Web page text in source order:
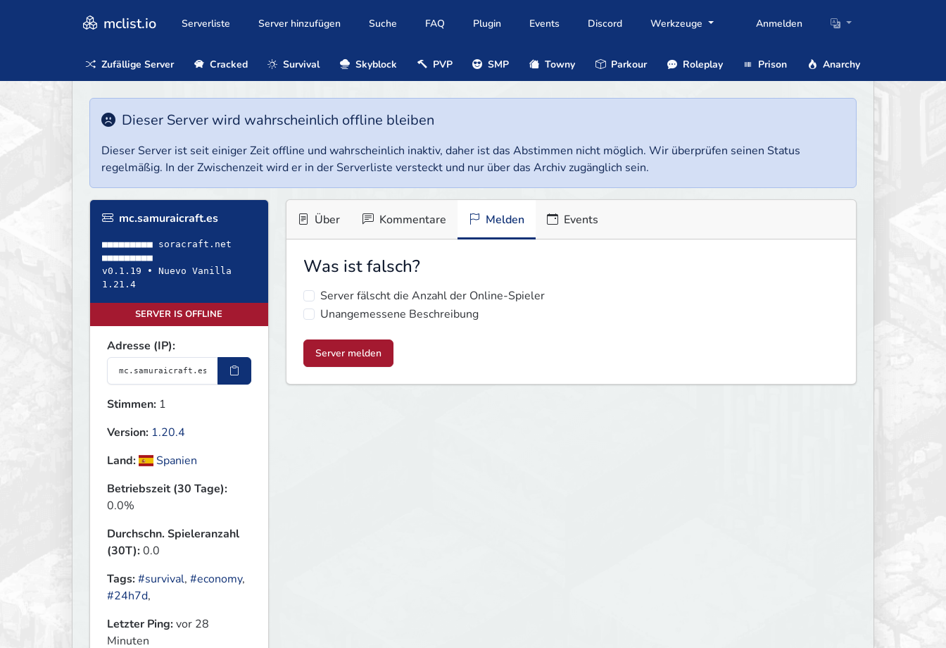
mclist.io Serverliste Server hinzufügen Suche FAQ Plugin Events Discord Werkzeuge Anmelden
Zufällige Server Cracked Survival Skyblock PVP SMP Towny Parkour Roleplay Prison Anarchy
Dieser Server wird wahrscheinlich offline bleiben
Dieser Server ist seit einiger Zeit offline und wahrscheinlich inaktiv, daher ist das Abstimmen nicht möglich. Wir überprüfen seinen Status
regelmäßig. In der Zwischenzeit wird er in der Serverliste versteckt und nur über das Archiv zugänglich sein.
mc.samuraicraft.es
■■■■■■■■■ soracraft.net
■■■■■■■■■
v0.1.19 • Nuevo Vanilla
1.21.4
SERVER IS OFFLINE
Adresse (IP):
Stimmen: 1
Version: 1.20.4
Land:
Spanien
Betriebszeit (30 Tage):
0.0%
Durchschn. Spieleranzahl
(30T):0.0
Tags:#survival, #economy,
#24h7d,
Letzter Ping:vor 28
Minuten
Über Kommentare Melden Events
Was ist falsch?
Server fälscht die Anzahl der Online-Spieler
Unangemessene Beschreibung
Server melden